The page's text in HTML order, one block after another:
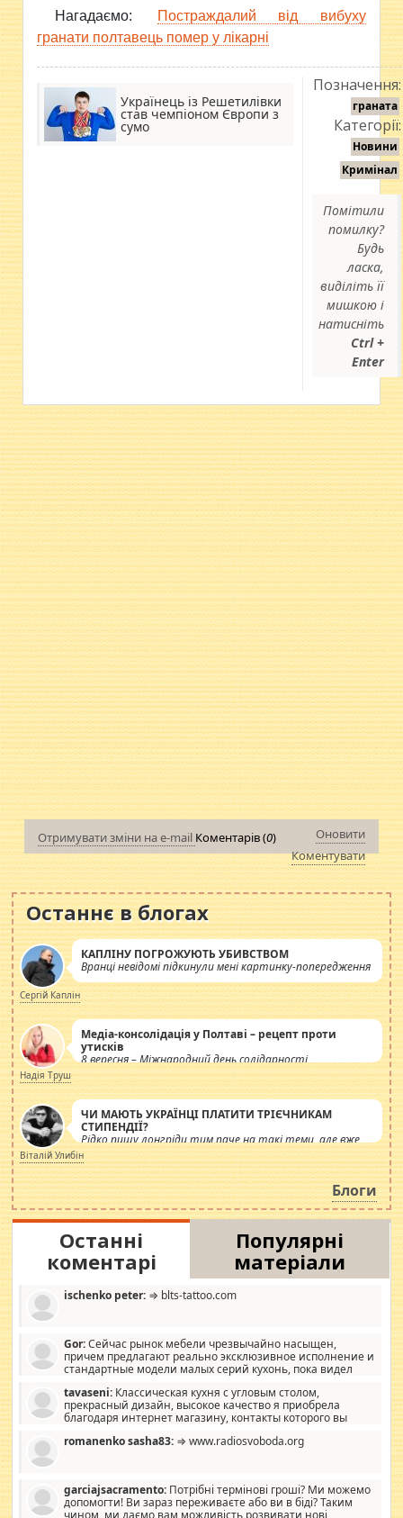
Нагадаємо:
Постраждалий від вибуху
гранати полтавець помер у лікарні
Українець із Решетилівки
став чемпіоном Європи з
сумо
Позначення:
граната
Категорії:
Новини
Кримінал
Помітили
помилку?
Будь
ласка,
виділіть її
мишкою і
натисніть
Ctrl +
Enter
Отримувати зміни на e-mail Коментарів (0)
Оновити
Коментувати
Останнє в блогах
КАПЛІНУ ПОГРОЖУЮТЬ УБИВСТВОМ
Вранці невідомі підкинули мені картинку-попередження
Сергій Каплін
Медіа-консолідація у Полтаві – рецепт проти
утисків
8 вересня – Міжнародний день солідарності
журналістів.
Надія Труш
ЧИ МАЮТЬ УКРАЇНЦІ ПЛАТИТИ ТРІЄЧНИКАМ
СТИПЕНДІЇ?
Рідко пишу лонгріди тим паче на такі теми, але вже
просто дістало! Обурюють сьогоднішні інсенуації
навколо стипендіального питання. Штучно
роздувається ще одна соціальна катастрофа.
Віталій Улибін
Блоги
Останні
коментарі
Популярні
матеріали
ischenko peter: ⇒ blts-tattoo.com
Gor:Сейчас рынок мебели чрезвычайно насыщен,
причем предлагают реально эксклюзивное исполнение и
стандартные модели малых серий кухонь, пока видел
стандартные формы, в MebelOk, креативненько и что главное -
со вкусом все в порядке, без ненужных наворотов удорожающих
мебель, а это не последний фактор.
tavaseni: Классическая кухня с угловым столом,
прекрасный дизайн, высокое качество я приобрела
благодаря интернет магазину, контакты которого вы
romanenko sasha83: ⇒ www.radiosvoboda.org
garciajsacramento: Потрібні термінові гроші? Ми можемо
допомогти! Ви зараз переживаєте або ви в біді? Таким
чином, ми даємо вам можливість розвивати нові